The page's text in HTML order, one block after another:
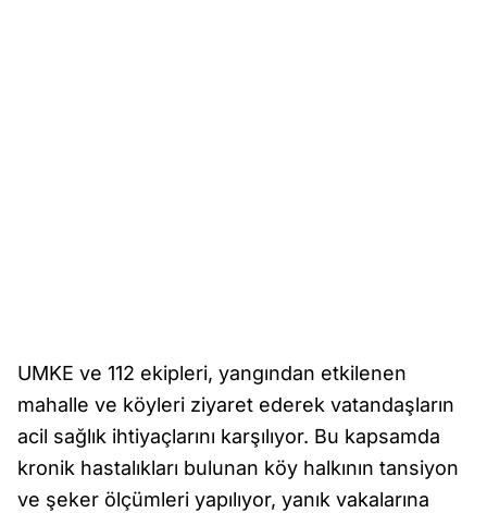
UMKE ve 112 ekipleri, yangından etkilenen
mahalle ve köyleri ziyaret ederek vatandaşların
acil sağlık ihtiyaçlarını karşılıyor. Bu kapsamda
kronik hastalıkları bulunan köy halkının tansiyon
ve şeker ölçümleri yapılıyor, yanık vakalarına